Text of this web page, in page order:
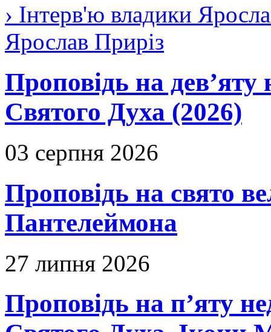
› Інтерв'ю владики
Ярослав Приріз
Проповідь на дев’яту
Святого Духа (2026)
03 серпня 2026
Проповідь на свято
Пантелеймона
27 липня 2026
Проповідь на п’яту